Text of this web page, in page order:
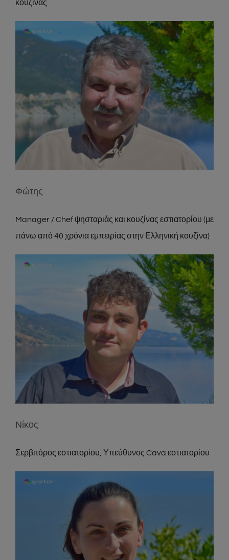
κουζίνας
Φώτης
Manager / Chef ψησταριάς και κουζίνας εστιατορίου (με
πάνω από 40 χρόνια εμπειρίας στην Ελληνική κουζίνα)
Νίκος
Σερβιτόρος εστιατορίου, Υπεύθυνος Cava εστιατορίου